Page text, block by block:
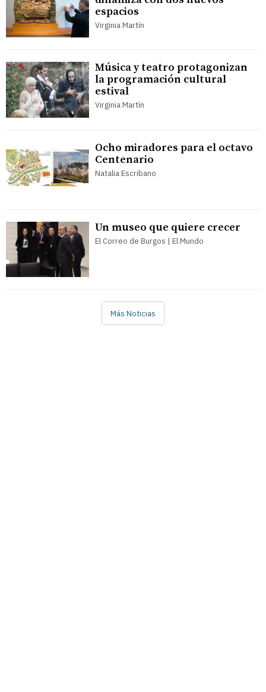
espacios
Virginia Martín
Música y teatro protagonizan
la programación cultural
estival
Virginia Martín
Ocho miradores para el octavo
Centenario
Natalia Escribano
Un museo que quiere crecer
El Correo de Burgos | El Mundo
Más Noticias